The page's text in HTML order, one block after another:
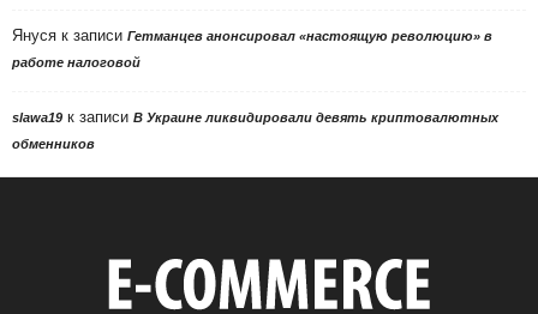
Януся к записи Гетманцев анонсировал «настоящую революцию» в
работе налоговой
slawa19 к записи В Украине ликвидировали девять криптовалютных
обменников